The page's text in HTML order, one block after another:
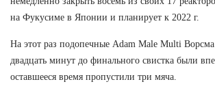
на Фукусиме в Японии и планирует к 2022 г.
На этот раз подопечные Adam Male Multi
двадцать минут до финального свистка были
оставшееся время пропустили три мяча.